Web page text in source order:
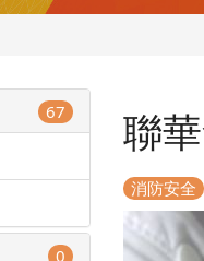
67
0
聯
消防安全